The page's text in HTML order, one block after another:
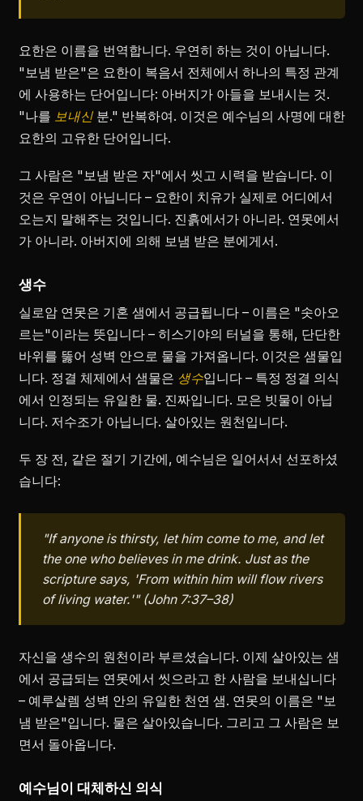
요한은 이름을 번역합니다. 우연히 하는 것이 아닙니다.
"보냄 받은"은 요한이 복음서 전체에서 하나의 특정 관계
에 사용하는 단어입니다: 아버지가 아들을 보내시는 것.
"나를 보내신분." 반복하여. 이것은 예수님의 사명에 대한
요한의 고유한 단어입니다.
그 사람은 "보냄 받은 자"에서 씻고 시력을 받습니다. 이
것은 우연이 아닙니다 – 요한이 치유가 실제로 어디에서
오는지 말해주는 것입니다. 진흙에서가 아니라. 연못에서
가 아니라. 아버지에 의해 보냄 받은 분에게서.
생수
실로암 연못은 기혼 샘에서 공급됩니다 – 이름은 "솟아오
르는"이라는 뜻입니다 – 히스기야의 터널을 통해, 단단한
바위를 뚫어 성벽 안으로 물을 가져옵니다. 이것은 샘물입
니다. 정결 체제에서 샘물은 생수입니다 – 특정 정결 의식
에서 인정되는 유일한 물. 진짜입니다. 모은 빗물이 아닙
니다. 저수조가 아닙니다. 살아있는 원천입니다.
두 장 전, 같은 절기 기간에, 예수님은 일어서서 선포하셨
습니다:
"If anyone is thirsty, let him come to me, and let
the one who believes in me drink. Just as the
scripture says, 'From within him will flow rivers
of living water.'" (John 7:37–38)
자신을 생수의 원천이라 부르셨습니다. 이제 살아있는 샘
에서 공급되는 연못에서 씻으라고 한 사람을 보내십니다
– 예루살렘 성벽 안의 유일한 천연 샘. 연못의 이름은 "보
냄 받은"입니다. 물은 살아있습니다. 그리고 그 사람은 보
면서 돌아옵니다.
예수님이 대체하신 의식